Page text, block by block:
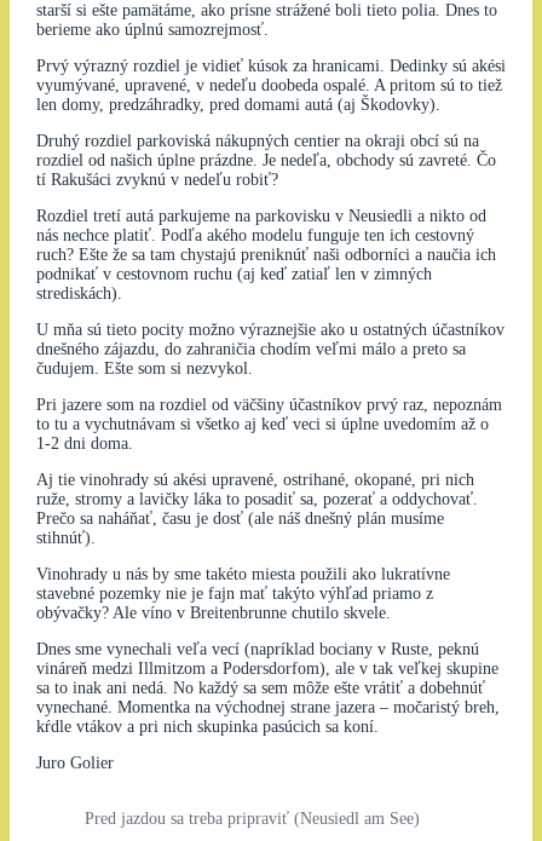
starší si ešte pamätáme, ako prísne strážené boli tieto polia. Dnes to
berieme ako úplnú samozrejmosť.
Prvý výrazný rozdiel je vidieť kúsok za hranicami. Dedinky sú akési
vyumývané, upravené, v nedeľu doobeda ospalé. A pritom sú to tiež
len domy, predzáhradky, pred domami autá (aj Škodovky).
Druhý rozdiel parkoviská nákupných centier na okraji obcí sú na
rozdiel od našich úplne prázdne. Je nedeľa, obchody sú zavreté. Čo
tí Rakušáci zvyknú v nedeľu robiť?
Rozdiel tretí autá parkujeme na parkovisku v Neusiedli a nikto od
nás nechce platiť. Podľa akého modelu funguje ten ich cestovný
ruch? Ešte že sa tam chystajú preniknúť naši odborníci a naučia ich
podnikať v cestovnom ruchu (aj keď zatiaľ len v zimných
strediskách).
U mňa sú tieto pocity možno výraznejšie ako u ostatných účastníkov
dnešného zájazdu, do zahraničia chodím veľmi málo a preto sa
čudujem. Ešte som si nezvykol.
Pri jazere som na rozdiel od väčšiny účastníkov prvý raz, nepoznám
to tu a vychutnávam si všetko aj keď veci si úplne uvedomím až o
1-2 dni doma.
Aj tie vinohrady sú akési upravené, ostrihané, okopané, pri nich
ruže, stromy a lavičky láka to posadiť sa, pozerať a oddychovať.
Prečo sa naháňať, času je dosť (ale náš dnešný plán musíme
stihnúť).
Vinohrady u nás by sme takéto miesta použili ako lukratívne
stavebné pozemky nie je fajn mať takýto výhľad priamo z
obývačky? Ale víno v Breitenbrunne chutilo skvele.
Dnes sme vynechali veľa vecí (napríklad bociany v Ruste, peknú
vináreň medzi Illmitzom a Podersdorfom), ale v tak veľkej skupine
sa to inak ani nedá. No každý sa sem môže ešte vrátiť a dobehnúť
vynechané. Momentka na východnej strane jazera – močaristý breh,
kŕdle vtákov a pri nich skupinka pasúcich sa koní.
Juro Golier
Pred jazdou sa treba pripraviť (Neusiedl am See)